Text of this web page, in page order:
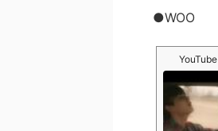
●WOO
YouTube